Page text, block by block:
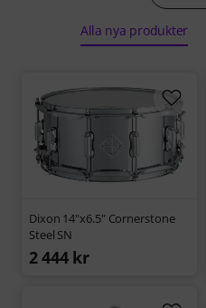
Alla nya produkter
Dixon 14"x6.5" Cornerstone
Steel SN
2 444 kr